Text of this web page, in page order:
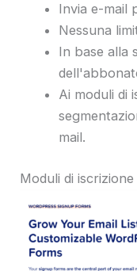
Invia e-mail
Nessuna
In base alla
Ai moduli di
mail.
Moduli di